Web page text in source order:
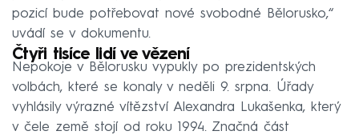
pozicí bude potřebovat nové svobodné Bělorusko,“
uvádí se v dokumentu.
Čtyři tisíce lidí ve vězení
Nepokoje v Bělorusku vypukly po prezidentských
volbách, které se konaly v neděli 9. srpna. Úřady
vyhlásily výrazné vítězství Alexandra Lukašenka, který
v čele země stojí od roku 1994. Značná část